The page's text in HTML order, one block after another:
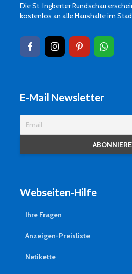
Die St. Ingberter Rundschau
kostenlos an alle Haushalte im
E-Mail Newsletter
Webseiten-Hilfe
Ihre Fragen
Anzeigen-Preisliste
Netikette